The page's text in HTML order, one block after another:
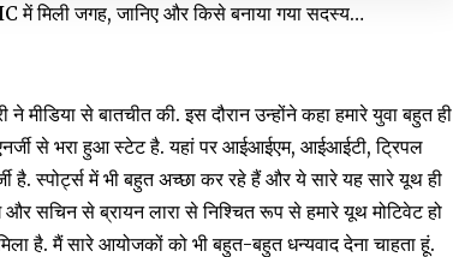
में मिली जगह, जानिए और किसे बनाया गया सदस्य…
मीडिया से बातचीत की. इस दौरान उन्होंने कहा हमारे युवा बहुत ही
से भरा हुआ स्टेट है. यहां पर आईआईएम, आईआईटी, ट्रिपल
स्पोर्ट्स में भी बहुत अच्छा कर रहे हैं और ये सारे यह सारे यूथ ही
सचिन से ब्रायन लारा से निश्चित रूप से हमारे यूथ मोटिवेट हो
है. मैं सारे आयोजकों को भी बहुत-बहुत धन्यवाद देना चाहता हूं.